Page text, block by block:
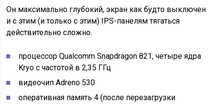
Он максимально глубокий, экран как будто выключен
и с этим (и только с этим) IPS-панелям тягаться
действительно сложно.
процессор Qualcomm Snapdragon 821, четыре ядра
Kryo с частотой в 2,35 ГГц
видеочип Adreno 530
оперативная память 4 (после перезагрузки